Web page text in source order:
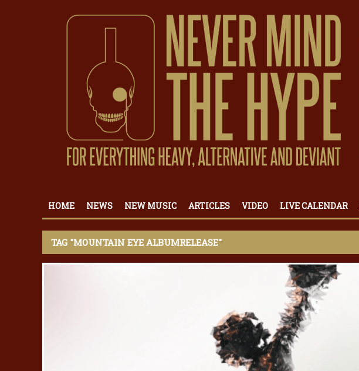
HOME NEWS NEW MUSIC ARTICLES VIDEO LIVE CALENDAR
TAG "MOUNTAIN EYE ALBUMRELEASE"